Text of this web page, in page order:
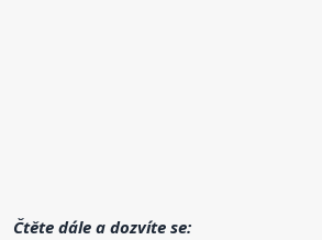
Čtěte dále a dozvíte se: